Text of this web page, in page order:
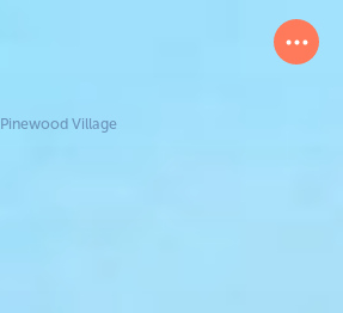
Pinewood Village